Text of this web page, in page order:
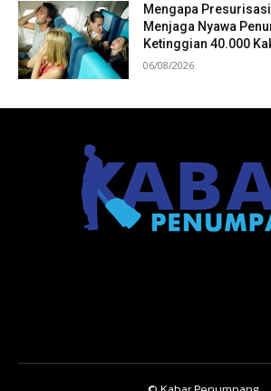
Mengapa
Menjaga Nyawa
Ketinggian 40.000
06/08/2026